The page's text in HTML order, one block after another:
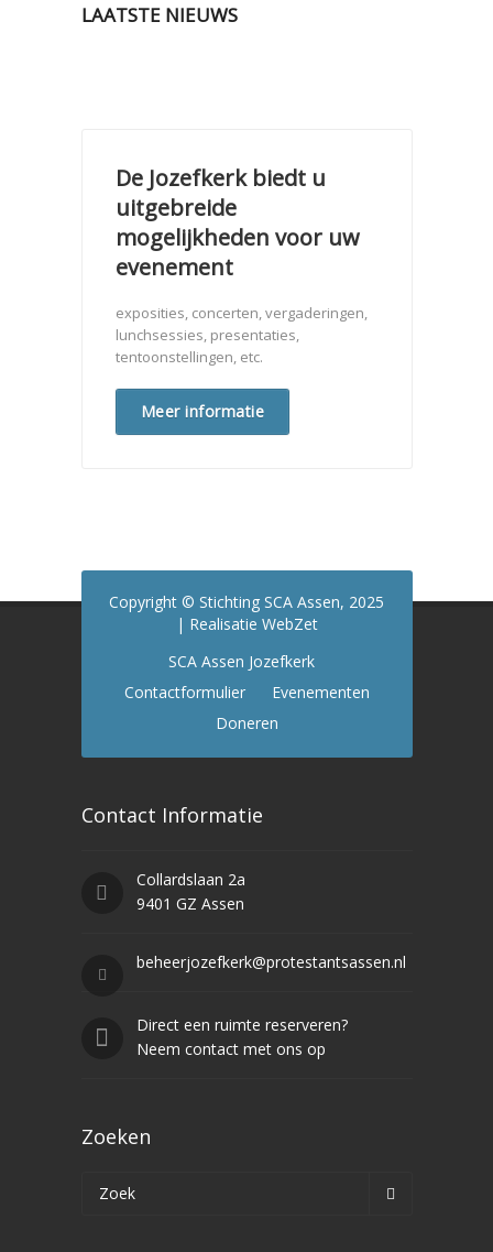
LAATSTE NIEUWS
De Jozefkerk biedt u
uitgebreide
mogelijkheden voor uw
evenement
exposities, concerten, vergaderingen,
lunchsessies, presentaties,
tentoonstellingen, etc.
Meer informatie
Copyright © Stichting SCA Assen, 2025
| Realisatie WebZet
SCA Assen Jozefkerk
Contactformulier
Evenementen
Doneren
Contact Informatie
Collardslaan 2a
9401 GZ Assen
beheerjozefkerk@protestantsassen.nl
Direct een ruimte reserveren?
Neem contact met ons op
Zoeken